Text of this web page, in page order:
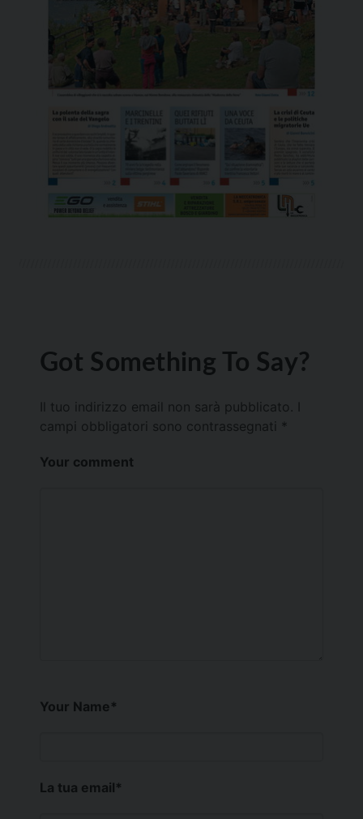
Got Something To Say?
Il tuo indirizzo email non sarà pubblicato.
campi obbligatori sono contrassegnati *
Your comment
Your Name*
La tua email*